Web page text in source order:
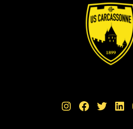
Instagram Facebook Twitter LinkedIn